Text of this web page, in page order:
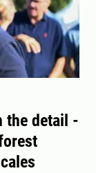
the detail -